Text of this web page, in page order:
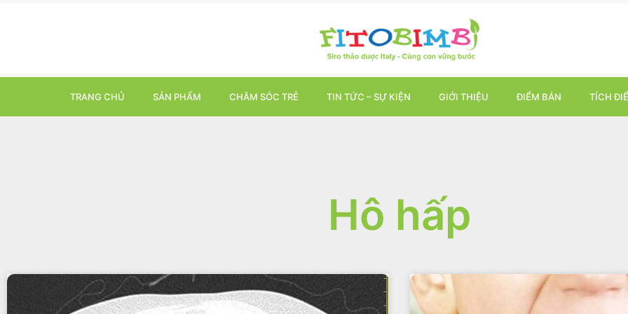
TRANG CHỦ SẢN PHẨM CHĂM SÓC TRẺ TIN TỨC – SỰ KIỆN GIỚI THIỆU ĐIỂM BÁN TÍCH
Hô hấp